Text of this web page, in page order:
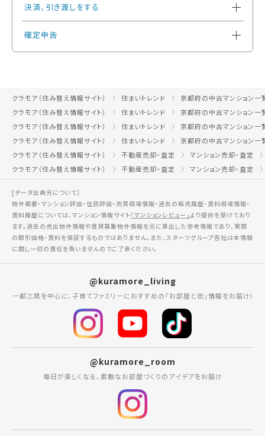
決済、引き渡しをする
確定申告
クラモア（住み替え情報サイト） 住まいトレンド
京都府の中古マンション一
クラモア（住み替え情報サイト）
住まいトレンド
京都府の中古マンション一
クラモア（住み替え情報サイト）
住まいトレンド
京都府の中古マンション一
クラモア（住み替え情報サイト）
住まいトレンド
京都府の中古マンション一
クラモア（住み替え情報サイト）
不動産売却・査定
マンション売却・査定
クラモア（住み替え情報サイト）
不動産売却・査定 マンション売却・査定
[データ出典元について］
物件概要・マンション評価・住民評価・売買相場情報・過去の販売履歴・賃料相場情報・
賃料履歴については、マンション情報サイト「マンションレビュー」より提供を受けており
ます。過去の売出物件情報や賃貸募集物件情報を元に算出した参考情報であり、実際
の取引価格・賃料を保証するものではありません。また、スターツグループ各社は本情報
に関し一切の責任を負いませんのでご了承ください。
@kuramore_living
一都三県を中心に、子育てファミリーにおすすめの「お部屋と街」情報をお届け!
@kuramore_room
毎日が楽しくなる、素敵なお部屋づくりのアイデアをお届け